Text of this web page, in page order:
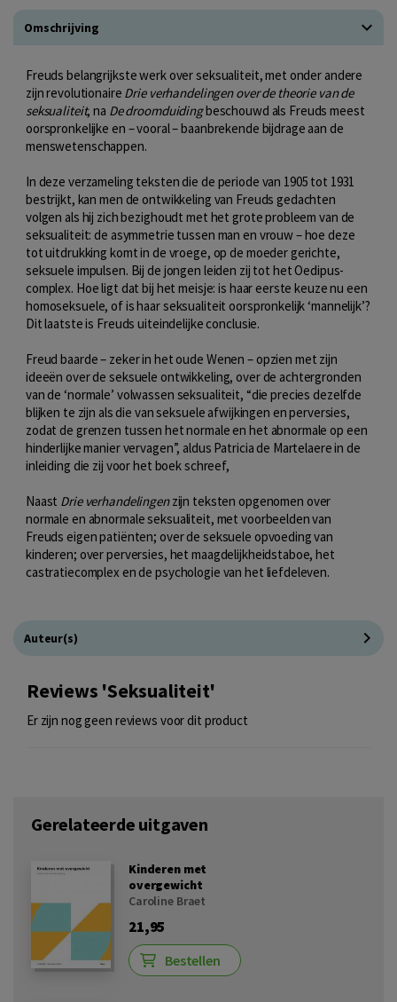
Omschrijving
Freuds belangrijkste werk over seksualiteit, met onder andere
zijn revolutionaire Drie verhandelingen over de theorie van de
seksualiteit, na De droomduidingbeschouwd als Freuds meest
oorspronkelijke en – vooral – baanbrekende bijdrage aan de
menswetenschappen.
In deze verzameling teksten die de periode van 1905 tot 1931
bestrijkt, kan men de ontwikkeling van Freuds gedachten
volgen als hij zich bezighoudt met het grote probleem van de
seksualiteit: de asymmetrie tussen man en vrouw – hoe deze
tot uitdrukking komt in de vroege, op de moeder gerichte,
seksuele impulsen. Bij de jongen leiden zij tot het Oedipus-
complex. Hoe ligt dat bij het meisje: is haar eerste keuze nu een
homoseksuele, of is haar seksualiteit oorspronkelijk ‘mannelijk’?
Dit laatste is Freuds uiteindelijke conclusie.
Freud baarde – zeker in het oude Wenen – opzien met zijn
ideeën over de seksuele ontwikkeling, over de achtergronden
van de ‘normale’ volwassen seksualiteit, “die precies dezelfde
blijken te zijn als die van seksuele afwijkingen en perversies,
zodat de grenzen tussen het normale en het abnormale op een
hinderlijke manier vervagen”, aldus Patricia de Martelaere in de
inleiding die zij voor het boek schreef,
Naast Drie verhandelingenzijn teksten opgenomen over
normale en abnormale seksualiteit, met voorbeelden van
Freuds eigen patiënten; over de seksuele opvoeding van
kinderen; over perversies, het maagdelijkheidstaboe, het
castratiecomplex en de psychologie van het liefdeleven.
Auteur(s)
Reviews 'Seksualiteit'
Er zijn nog geen reviews voor dit product
Gerelateerde uitgaven
Kinderen met
overgewicht
Caroline Braet
21,95
Bestellen